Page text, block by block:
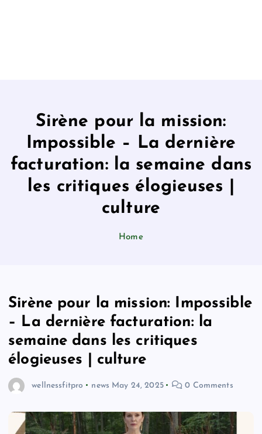
Sirène pour la mission:
Impossible – La dernière
facturation: la semaine dans
les critiques élogieuses |
culture
Home
Sirène pour la mission: Impossible
– La dernière facturation: la
semaine dans les critiques
élogieuses | culture
wellnessfitpro news May 24, 2025 0 Comments